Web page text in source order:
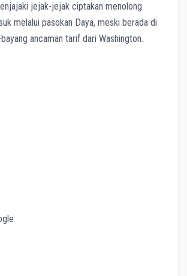
jejak-jejak ciptakan menolong
melalui pasokan Daya, meski berada di
ancaman tarif dari Washington.